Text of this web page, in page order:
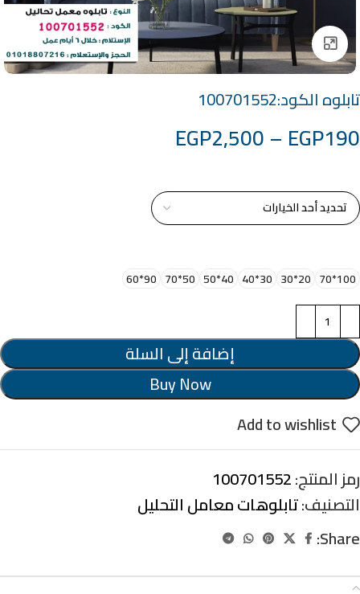
Click to enlarge
تابلوه الكود:100701552
EGP190
–
EGP2,500
100*70
20*30
30*40
40*50
50*70
90*60
إضافة إلى السلة
Buy Now
Add to wishlist
رمز المنتج:100701552
التصنيف:تابلوهات معامل التحليل
Share: